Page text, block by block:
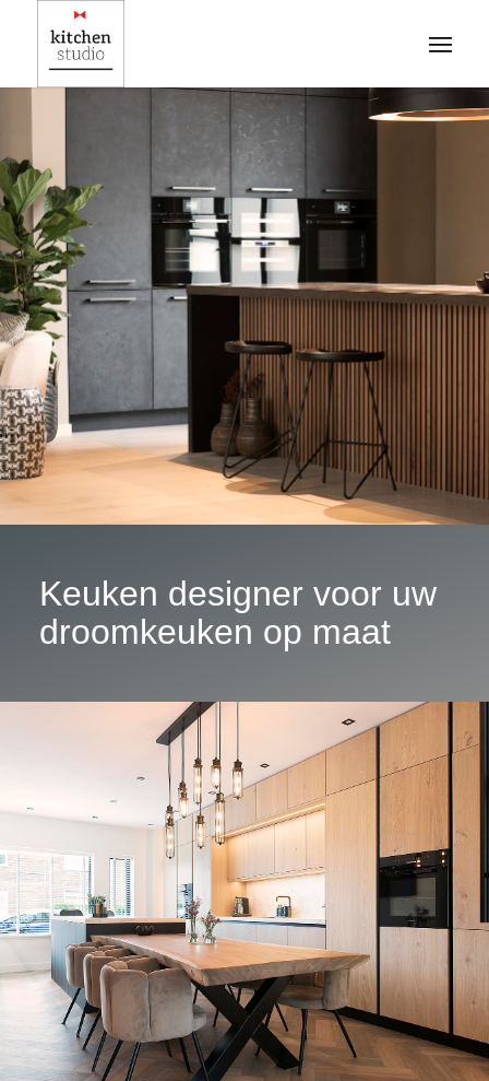
Keuken designer voor uw
droomkeuken op maat